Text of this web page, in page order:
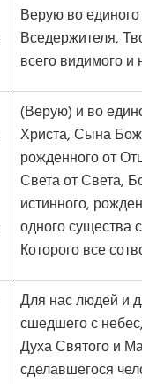
Верую во
Вседержителя,
всего видимого и
(Верую) и во
Христа, Сына
рожденного от
Света от Света,
истинного,
одного существа
Которого все
Для нас людей и
сшедшего с
Духа Святого и
сделавшегося